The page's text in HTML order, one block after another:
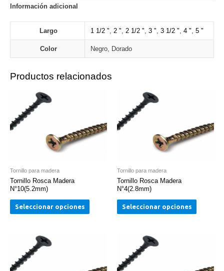
Información adicional
Largo 1 1/2 " 2 " 2 1/2 " ,3 " ,3 1/2 " ,4 " ,5 "
Color Negro, Dorado
Productos relacionados
Tornillo para madera
Tornillo Rosca Madera
N°10(5.2mm)
Seleccionar opciones
Tornillo para madera
Tornillo Rosca Madera
N°4(2.8mm)
Seleccionar opciones